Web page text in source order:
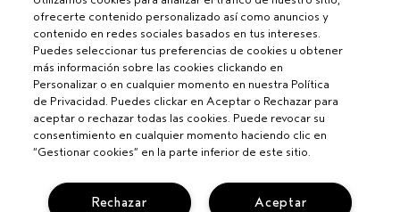
ofrecerte contenido personalizado así como anuncios y
contenido en redes sociales basados en tus intereses.
Puedes seleccionar tus preferencias de cookies u obtener
más información sobre las cookies clickando en
Personalizar o en cualquier momento en nuestra Política
de Privacidad. Puedes clickar en Aceptar o Rechazar para
aceptar o rechazar todas las cookies. Puede revocar su
consentimiento en cualquier momento haciendo clic en
“Gestionar cookies” en la parte inferior de este sitio.
Aceptar
Rechazar